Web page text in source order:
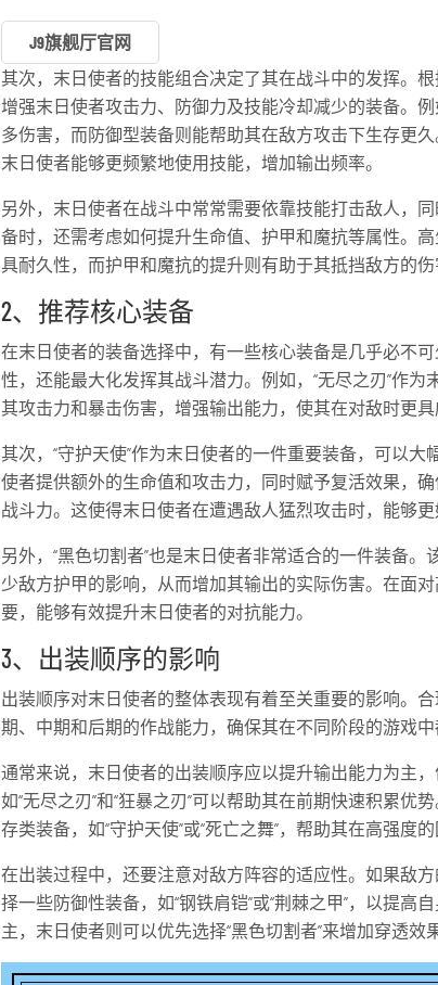
J9旗舰厅官网
其次，末日使者的技能组合决定了其在战斗中的发挥。
增强末日使者攻击力、防御力及技能冷却减少的装备。
多伤害，而防御型装备则能帮助其在敌方攻击下生存更
末日使者能够更频繁地使用技能，增加输出频率。
另外，末日使者在战斗中常常需要依靠技能打击敌人，
备时，还需考虑如何提升生命值、护甲和魔抗等属性。
具耐久性，而护甲和魔抗的提升则有助于其抵挡敌方的伤
2、推荐核心装备
在末日使者的装备选择中，有一些核心装备是几乎必不
性，还能最大化发挥其战斗潜力。例如，“无尽之刃”作
其攻击力和暴击伤害，增强输出能力，使其在对敌时更具
其次，“守护天使”作为末日使者的一件重要装备，可以
使者提供额外的生命值和攻击力，同时赋予复活效果，
战斗力。这使得末日使者在遭遇敌人猛烈攻击时，能够更
另外，“黑色切割者”也是末日使者非常适合的一件装备
少敌方护甲的影响，从而增加其输出的实际伤害。在面
要，能够有效提升末日使者的对抗能力。
3、出装顺序的影响
出装顺序对末日使者的整体表现有着至关重要的影响。
期、中期和后期的作战能力，确保其在不同阶段的游戏中
通常来说，末日使者的出装顺序应以提升输出能力为主
如“无尽之刃”和“狂暴之刃”可以帮助其在前期快速积累优
存类装备，如“守护天使”或“死亡之舞”，帮助其在高强度
在出装过程中，还要注意对敌方阵容的适应性。如果敌
择一些防御性装备，如“钢铁肩铠”或“荆棘之甲”，以提高
主，末日使者则可以优先选择“黑色切割者”来增加穿透效